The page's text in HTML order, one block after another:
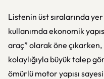
Listenin üst sıralarında
kullanımda ekonomik
araç” olarak öne
kolaylığıyla büyük talep
ömürlü motor yapısı